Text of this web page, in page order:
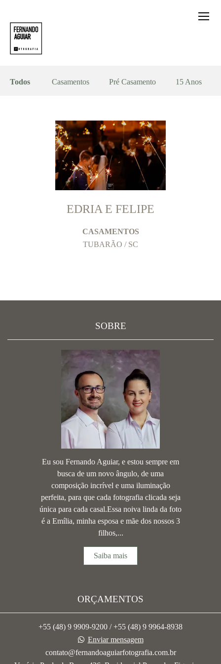
Todos Casamentos Pré Casamento 15 Anos
EDRIA E FELIPE
CASAMENTOS
TUBARÃO / SC
SOBRE
Eu sou Fernando Aguiar, e estou sempre em
busca de um novo ângulo, de uma
composição incrível e uma iluminação
perfeita, para que cada fotografia clicada seja
única para cada casal.Essa noiva linda da foto
é a Emília, minha esposa e mãe dos nossos 3
filhos,...
Saiba mais
ORÇAMENTOS
+55 (48) 9 9909-9200 / +55 (48) 9 9964-8938
Enviar mensagem
contato@fernandoaguiarfotografia.com.br